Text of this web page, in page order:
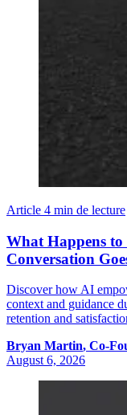
Article 4 min de lecture
What Happens
Conversation
Discover how AI
context and guidance
retention and
Bryan Martin, Co-
August 6, 2026